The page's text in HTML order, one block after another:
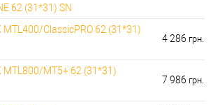
🔑 самий дешевий: грн. самий дорогий: грн.
62 (31*31) SN
MTL400/ClassicPRO 62 (31*31)
4 286 грн.
MTL800/MT5+ 62 (31*31)
7 986 грн.